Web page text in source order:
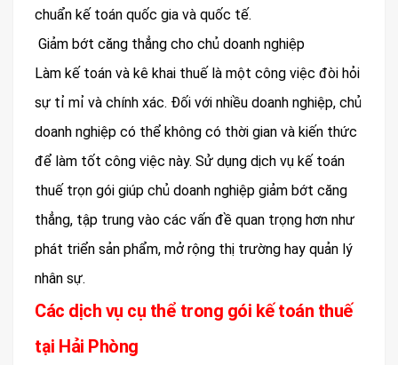
chuẩn kế toán quốc gia và quốc tế.
Giảm bớt căng thẳng cho chủ doanh nghiệp
Làm kế toán và kê khai thuế là một công việc đòi hỏi
sự tỉ mỉ và chính xác. Đối với nhiều doanh nghiệp, chủ
doanh nghiệp có thể không có thời gian và kiến thức
để làm tốt công việc này. Sử dụng dịch vụ kế toán
thuế trọn gói giúp chủ doanh nghiệp giảm bớt căng
thẳng, tập trung vào các vấn đề quan trọng hơn như
phát triển sản phẩm, mở rộng thị trường hay quản lý
nhân sự.
Các dịch vụ cụ thể trong gói kế toán thuế
tại Hải Phòng